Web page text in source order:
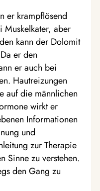
er krampflösend
Muskelkater, aber
kann der Dolomit
er den
er auch bei
Hautreizungen
auf die männlichen
wirkt er
Informationen
und
zur Therapie
Sinne zu verstehen.
den Gang zu